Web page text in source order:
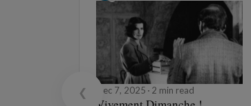
❮ Dec 7, 2025 2 min read